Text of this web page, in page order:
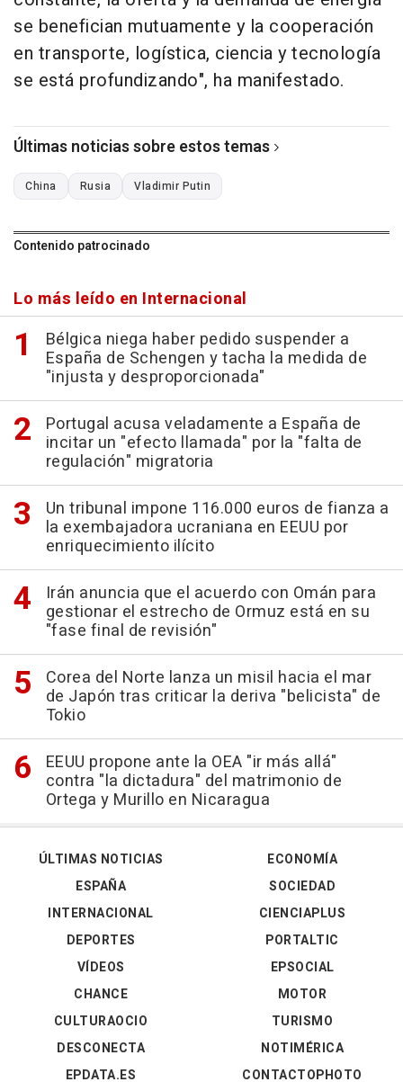
se benefician mutuamente y la cooperación
en transporte, logística, ciencia y tecnología
se está profundizando", ha manifestado.
Últimas noticias sobre estos temas
China Rusia Vladimir Putin
Contenido patrocinado
Lo más leído en Internacional
Bélgica niega haber pedido suspender a
España de Schengen y tacha la medida de
"injusta y desproporcionada"
Portugal acusa veladamente a España de
incitar un "efecto llamada" por la "falta de
regulación" migratoria
Un tribunal impone 116.000 euros de fianza a
la exembajadora ucraniana en EEUU por
enriquecimiento ilícito
Irán anuncia que el acuerdo con Omán para
gestionar el estrecho de Ormuz está en su
"fase final de revisión"
Corea del Norte lanza un misil hacia el mar
de Japón tras criticar la deriva "belicista" de
Tokio
EEUU propone ante la OEA "ir más allá"
contra "la dictadura" del matrimonio de
Ortega y Murillo en Nicaragua
ÚLTIMAS NOTICIAS
ESPAÑA
INTERNACIONAL
DEPORTES
VÍDEOS
ECONOMÍA
SOCIEDAD
CIENCIAPLUS
PORTALTIC
EPSOCIAL
CHANCE
CULTURAOCIO
DESCONECTA
EPDATA.ES
MOTOR
TURISMO
NOTIMÉRICA
CONTACTOPHOTO